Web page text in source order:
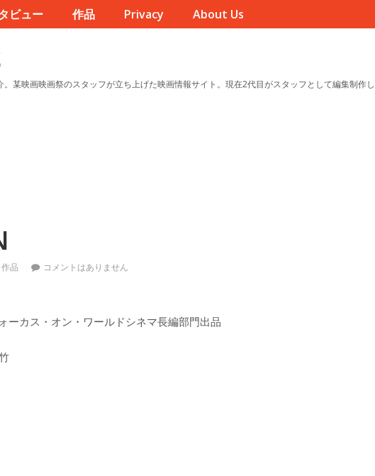
ビュー 作品 Privacy About Us
某映画映画祭のスタッフが立ち上げた映画情報サイト。現在2代目がスタッフとして編集制作し
作品 コメントはありません
ーカス・オン・ワールドシネマ長編部門出品